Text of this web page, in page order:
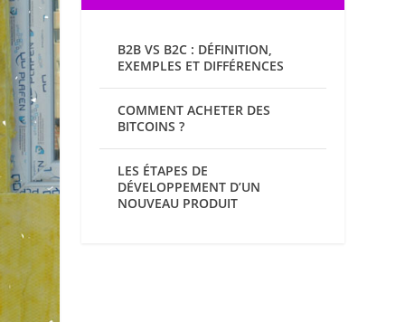
B2B VS B2C : DÉFINITION,
EXEMPLES ET DIFFÉRENCES
COMMENT ACHETER DES
BITCOINS ?
LES ÉTAPES DE
DÉVELOPPEMENT D’UN
NOUVEAU PRODUIT